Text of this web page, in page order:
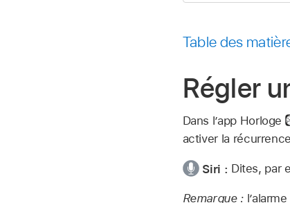
Table des
Régler
Dans l’app Horloge
activer la
Siri : Dites, par
Remarque :